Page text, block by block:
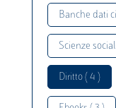
Banche dati
Scienze
Diritto ( 4 )